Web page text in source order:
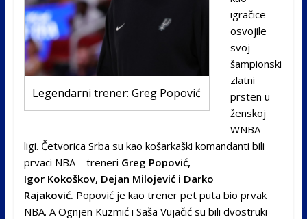
Legendarni trener: Greg Popović
igračice
osvojile
svoj
šampionski
zlatni
prsten u
ženskoj
WNBA
ligi. Četvorica Srba su kao košarkaški komandanti bili
prvaci NBA – treneri Greg Popović,
Igor Kokoškov, Dejan Milojević i Darko
Rajaković. Popović je kao trener pet puta bio prvak
NBA. A Ognjen Kuzmić i Saša Vujačić su bili dvostruki